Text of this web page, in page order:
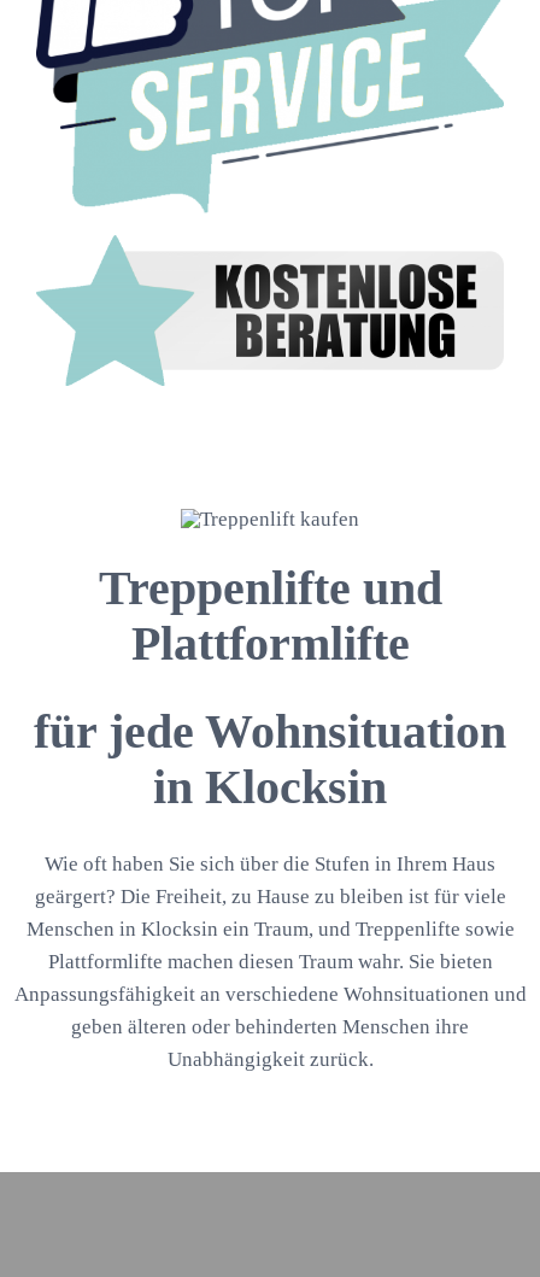
Treppenlifte und
Plattformlifte
für jede Wohnsituation
in Klocksin
Wie oft haben Sie sich über die Stufen in Ihrem Haus
geärgert? Die Freiheit, zu Hause zu bleiben ist für viele
Menschen in Klocksin ein Traum, und Treppenlifte sowie
Plattformlifte machen diesen Traum wahr. Sie bieten
Anpassungsfähigkeit an verschiedene Wohnsituationen und
geben älteren oder behinderten Menschen ihre
Unabhängigkeit zurück.